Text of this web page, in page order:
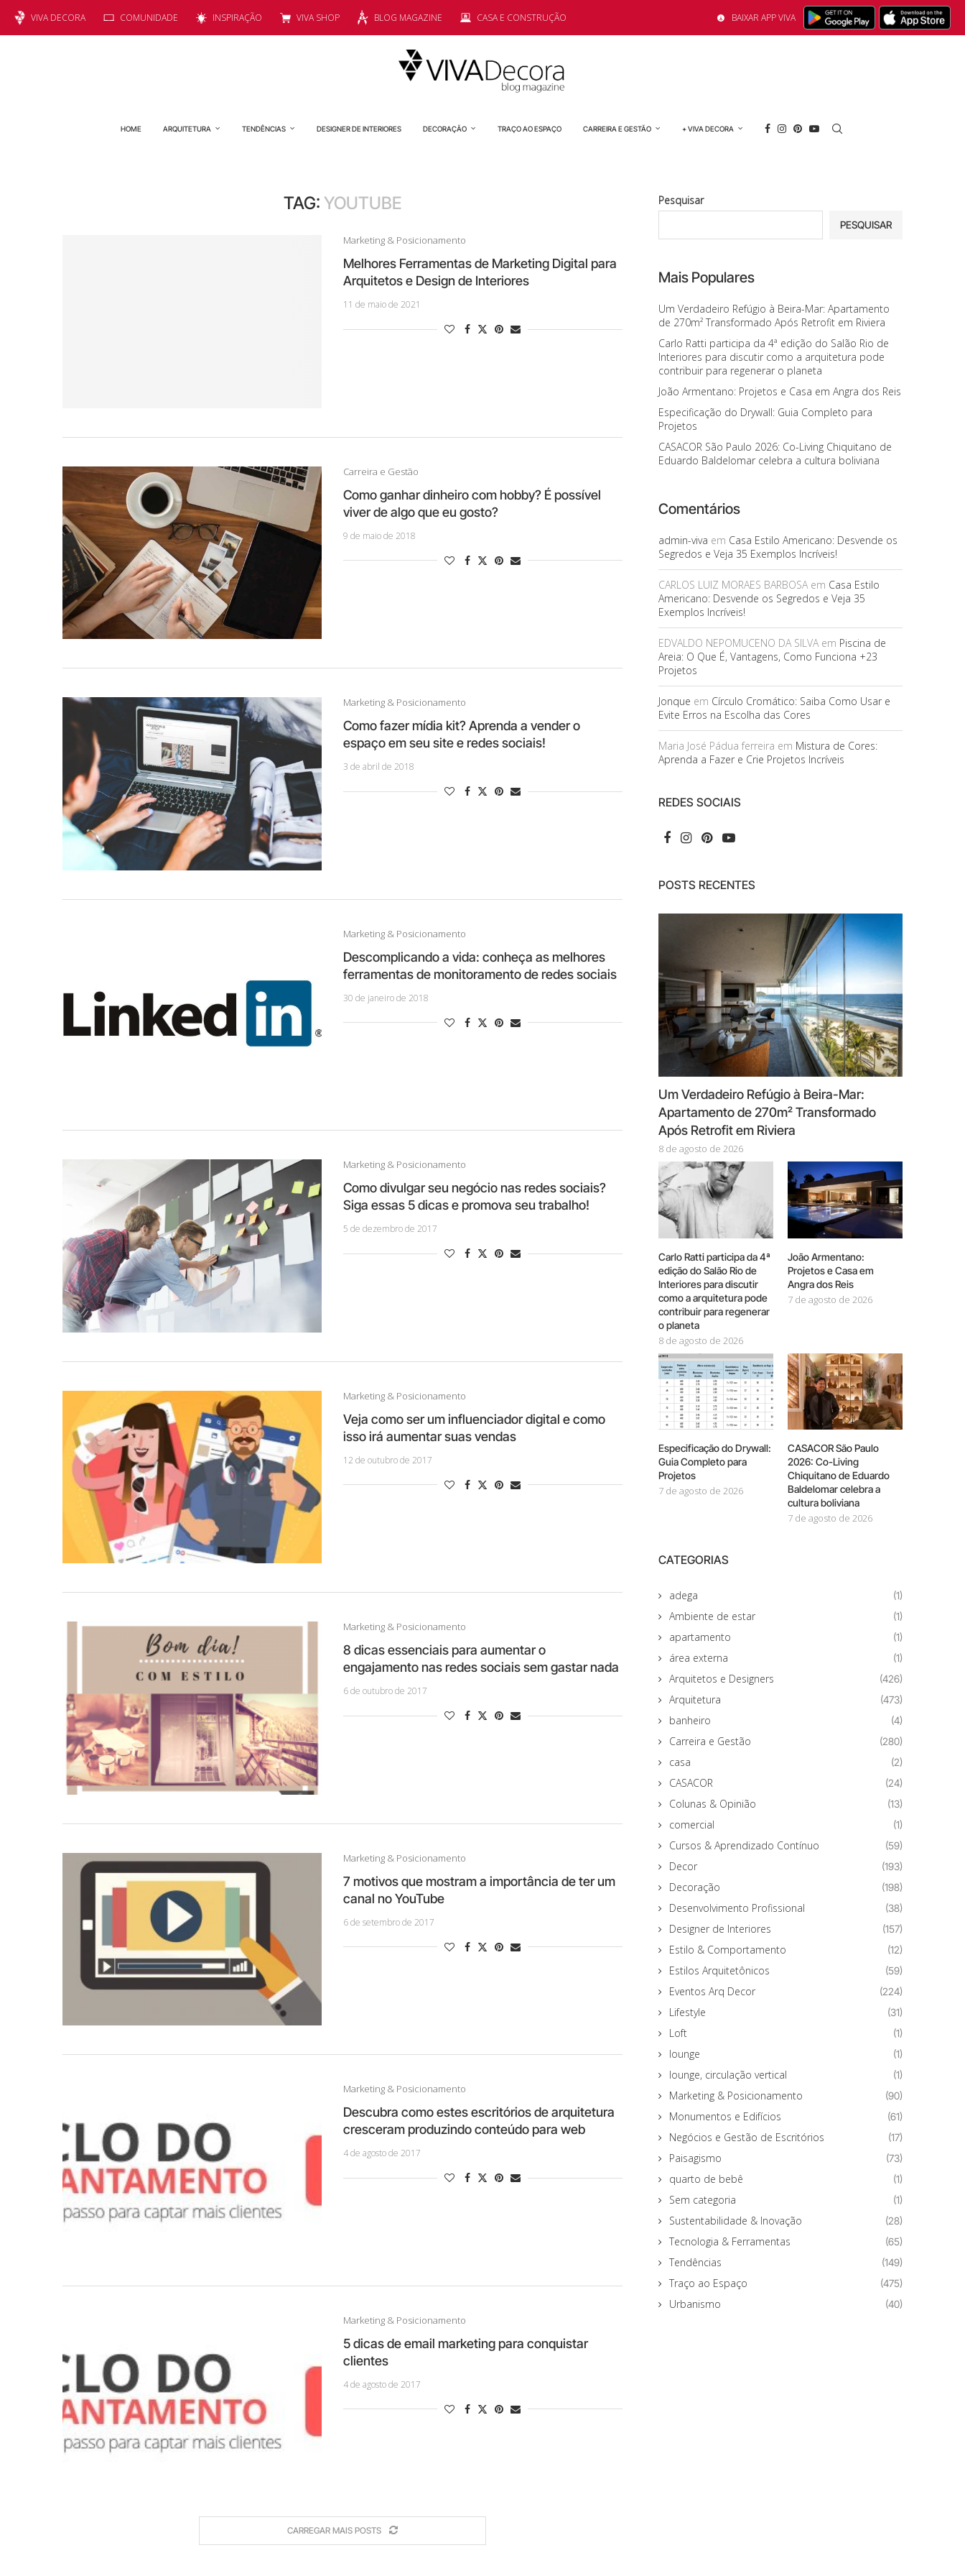
VIVA DECORA COMUNIDADE INSPIRAÇÃO VIVA SHOP BLOG MAGAZINE CASA E CONSTRUÇÃO BAIXAR APP VIVA
HOME ARQUITETURA TENDÊNCIAS DESIGNER DE INTERIORES DECORAÇÃO TRAÇO AO ESPAÇO CARREIRA E GESTÃO + VIVA DECORA
TAG: YOUTUBE
Marketing & Posicionamento
Melhores Ferramentas de Marketing Digital para
Arquitetos e Design de Interiores
11 de maio de 2021
Carreira e Gestão
Como ganhar dinheiro com hobby? É possível
viver de algo que eu gosto?
9 de maio de 2018
Marketing & Posicionamento
Como fazer mídia kit? Aprenda a vender o
espaço em seu site e redes sociais!
3 de abril de 2018
Marketing & Posicionamento
Descomplicando a vida: conheça as melhores
ferramentas de monitoramento de redes sociais
30 de janeiro de 2018
Marketing & Posicionamento
Como divulgar seu negócio nas redes sociais?
Siga essas 5 dicas e promova seu trabalho!
5 de dezembro de 2017
Marketing & Posicionamento
Veja como ser um influenciador digital e como
isso irá aumentar suas vendas
12 de outubro de 2017
Marketing & Posicionamento
8 dicas essenciais para aumentar o
engajamento nas redes sociais sem gastar nada
6 de outubro de 2017
Marketing & Posicionamento
7 motivos que mostram a importância de ter um
canal no YouTube
6 de setembro de 2017
Marketing & Posicionamento
Descubra como estes escritórios de arquitetura
cresceram produzindo conteúdo para web
4 de agosto de 2017
Marketing & Posicionamento
5 dicas de email marketing para conquistar
clientes
4 de agosto de 2017
CARREGAR MAIS POSTS
Pesquisar
PESQUISAR
Mais Populares
Um Verdadeiro Refúgio à Beira-Mar: Apartamento
de 270m² Transformado Após Retrofit em Riviera
Carlo Ratti participa da 4ª edição do Salão Rio de
Interiores para discutir como a arquitetura pode
contribuir para regenerar o planeta
João Armentano: Projetos e Casa em Angra dos Reis
Especificação do Drywall: Guia Completo para
Projetos
CASACOR São Paulo 2026: Co-Living Chiquitano de
Eduardo Baldelomar celebra a cultura boliviana
Comentários
admin-viva em Casa Estilo Americano: Desvende os
Segredos e Veja 35 Exemplos Incríveis!
CARLOS LUIZ MORAES BARBOSAem Casa Estilo
Americano: Desvende os Segredos e Veja 35
Exemplos Incríveis!
EDVALDO NEPOMUCENO DA SILVAem Piscina de
Areia: O Que É, Vantagens, Como Funciona +23
Projetos
Jonque em Círculo Cromático: Saiba Como Usar e
Evite Erros na Escolha das Cores
Maria José Pádua ferreira em Mistura de Cores:
Aprenda a Fazer e Crie Projetos Incríveis
REDES SOCIAIS
POSTS RECENTES
Um Verdadeiro Refúgio à Beira-Mar:
Apartamento de 270m² Transformado
Após Retrofit em Riviera
8 de agosto de 2026
Carlo Ratti participa da 4ª
edição do Salão Rio de
Interiores para discutir
como a arquitetura pode
contribuir para regenerar
o planeta
8 de agosto de 2026
João Armentano:
Projetos e Casa em
Angra dos Reis
7 de agosto de 2026
Especificação do Drywall:
Guia Completo para
Projetos
7 de agosto de 2026
CASACOR São Paulo
2026: Co-Living
Chiquitano de Eduardo
Baldelomar celebra a
cultura boliviana
7 de agosto de 2026
CATEGORIAS
adega (1)
Ambiente de estar (1)
apartamento (1)
área externa (1)
Arquitetos e Designers (426)
Arquitetura (473)
banheiro (4)
Carreira e Gestão (280)
casa (2)
CASACOR (24)
Colunas & Opinião (13)
comercial (1)
Cursos & Aprendizado Contínuo (59)
Decor (193)
Decoração (198)
Desenvolvimento Profissional (38)
Designer de Interiores (157)
Estilo & Comportamento (12)
Estilos Arquitetônicos (59)
Eventos Arq Decor (224)
Lifestyle (31)
Loft (1)
lounge (1)
lounge, circulação vertical (1)
Marketing & Posicionamento (90)
Monumentos e Edifícios (61)
Negócios e Gestão de Escritórios (17)
Paisagismo (73)
quarto de bebê (1)
Sem categoria (1)
Sustentabilidade & Inovação (28)
Tecnologia & Ferramentas (65)
Tendências (149)
Traço ao Espaço (475)
Urbanismo (40)